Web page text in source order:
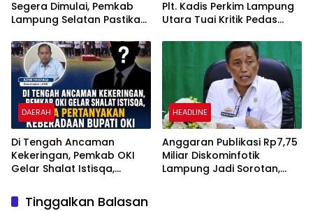
Segera Dimulai, Pemkab
Lampung Selatan Pastikan
Aman dan Nyaman
Plt. Kadis Perkim Lampung
Utara Tuai Kritik Pedas
DAERAH
Di Tengah Ancaman
Kekeringan, Pemkab OKI
Gelar Shalat Istisqa,
Keberadaan Bupati OKI
HEADLINE
Anggaran Publikasi Rp7,75
Miliar Diskominfotik
Lampung Jadi Sorotan,
Tinggalkan Balasan